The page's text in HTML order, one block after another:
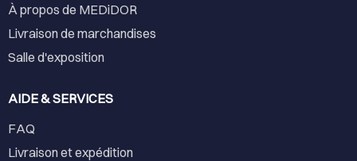
À propos de MEDiDOR
Livraison de marchandises
Salle d'exposition
AIDE & SERVICES
FAQ
Livraison et expédition